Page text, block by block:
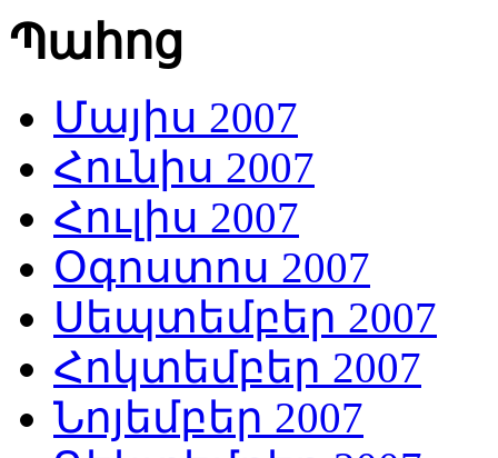
Պահոց
Մայիս 2007
Հունիս 2007
Հուլիս 2007
Օգոստոս 2007
Սեպտեմբեր 2007
Հոկտեմբեր 2007
Նոյեմբեր 2007